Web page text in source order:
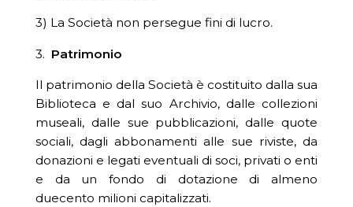
3) La Società non persegue fini di lucro.
3. Patrimonio
Il patrimonio della Società è costituito dalla sua
Biblioteca e dal suo Archivio, dalle collezioni
museali, dalle sue pubblicazioni, dalle quote
sociali, dagli abbonamenti alle sue riviste, da
donazioni e legati eventuali di soci, privati o enti
e da un fondo di dotazione di almeno
duecento milioni capitalizzati.